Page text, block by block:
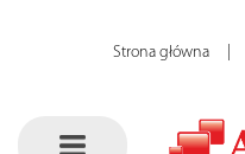
Strona główna